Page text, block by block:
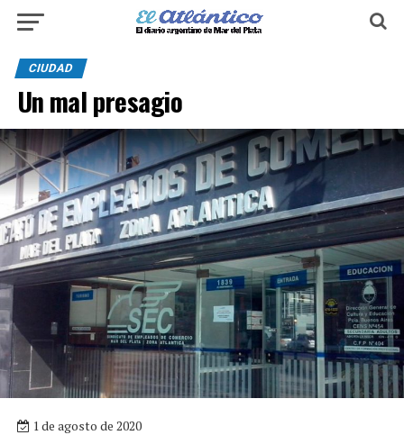
CIUDAD
Un mal presagio
1 de agosto de 2020